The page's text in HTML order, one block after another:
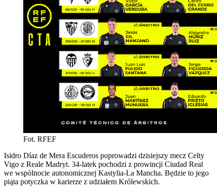
Fot. RFEF
Isidro Díaz de Mera Escuderos poprowadzi dzisiejszy mecz Celty
Vigo z Reale Madryt. 34-latek pochodzi z prowincji Ciudad Real
we wspólnocie autonomicznej Kastylia-La Mancha. Będzie to jego
piąta potyczka w karierze z udziałem Królewskich.